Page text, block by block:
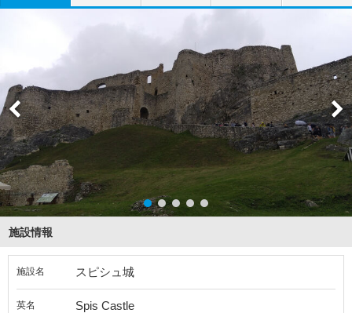
施設情報
施設名 スピシュ城
英名 Spis Castle